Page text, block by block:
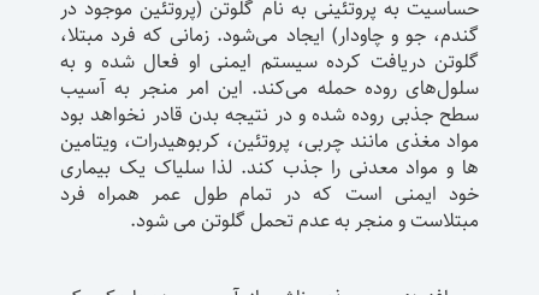
حساسیت به پروتئینی به نام گلوتن (پروتئین موجود در
گندم، جو و چاودار) ایجاد می‌شود. زمانی که فرد مبتلا،
گلوتن دریافت کرده سیستم ایمنی او فعال شده و به
سلول‌های روده حمله می‌کند. این امر منجر به آسیب
سطح جذبی روده شده و در نتیجه بدن قادر نخواهد بود
مواد مغذی مانند چربی، پروتئین، کربوهیدرات، ویتامین
ها و مواد معدنی را جذب کند. لذا سلیاک یک بیماری
خود ایمنی است که در تمام طول عمر همراه فرد
مبتلاست و منجر به عدم تحمل گلوتن می شود.